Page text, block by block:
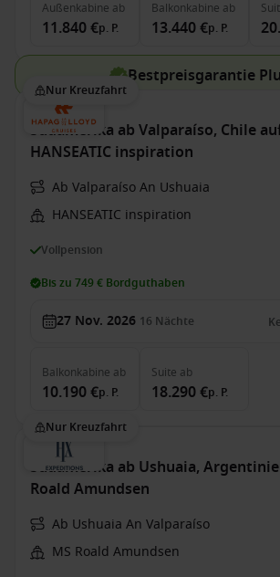
Außenkabine ab
11.840 €p. P.
Balkonkabine ab
13.440 €p. P.
Bestpreisgarantie
Nur Kreuzfahrt
Südamerika ab Valparaíso, Chile
HANSEATIC inspiration
Ab Valparaíso An Ushuaia
HANSEATIC inspiration
Vollpension
Bis zu 749 € Bordguthaben
27 Nov. 2026 16 Nächte
Balkonkabine ab
10.190 €p. P.
Suite ab
18.290 €p. P.
Nur Kreuzfahrt
Südamerika ab Ushuaia,
Roald Amundsen
Ab Ushuaia An Valparaíso
MS Roald Amundsen